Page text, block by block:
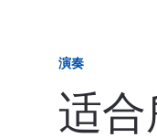
演奏
适合